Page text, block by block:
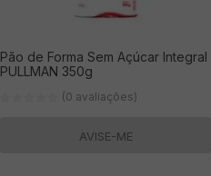
Pão de Forma Sem Açúcar Integral
PULLMAN 350g
(0 avaliações)
AVISE-ME